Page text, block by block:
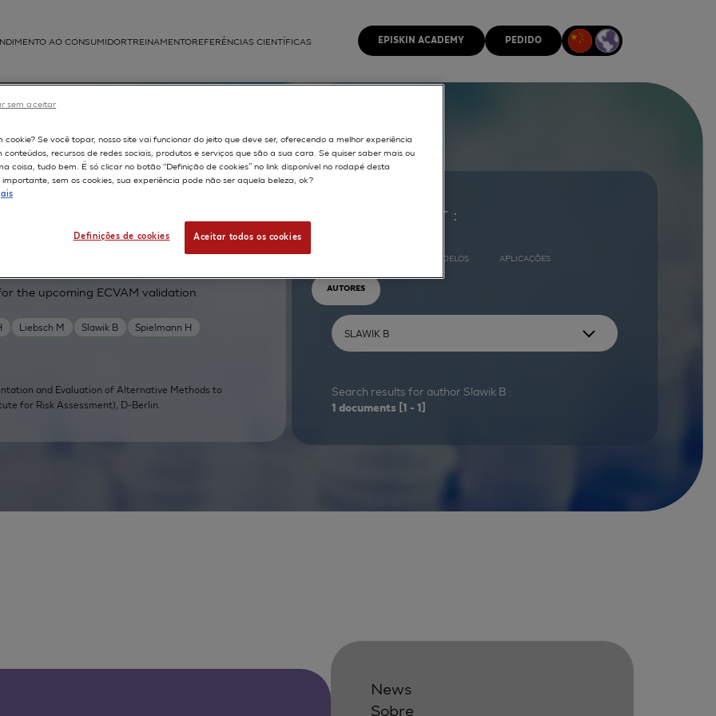
AO CONSUMIDORTREINAMENTOREFERÊNCIAS CIENTÍFICAS EPISKIN ACADEMY PEDIDO
Liebsch M Slawik B
Spielmann H
the upcoming ECVAM validation
and Evaluation of Alternative Methods to
for Risk Assessment), D-Berlin.
Procurar por :
MODELOS APLICAÇÕES
AUTORES
Search results for author Slawik B :
1 documents [1 - 1]
News
Sobre
cookie? Se você topar, nosso site vai funcionar do jeito que deve ser, oferecendo a melhor experiência
conteúdos, recursos de redes sociais, produtos e serviços que são a sua cara. Se quiser saber mais ou
coisa, tudo bem. É só clicar no botão “Definição de cookies” no link disponível no rodapé desta
sem os cookies, sua experiência pode não ser aquela beleza, ok?
Definições de cookies Aceitar todos os cookies
sem aceitar